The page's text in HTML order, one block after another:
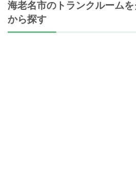
海老名市のトランクルーム
から探す